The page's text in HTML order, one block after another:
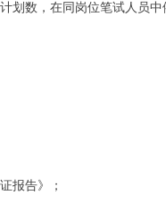
数，在同岗位笔试人员
报告》；